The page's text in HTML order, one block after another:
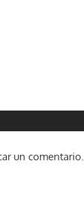
un comentario.